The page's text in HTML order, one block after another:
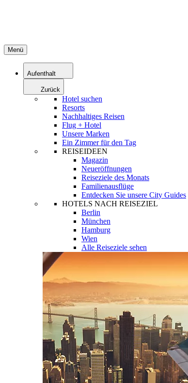
Menü
Aufenthalt
Zurück
Hotel suchen
Resorts
Nachhaltiges Reisen
Flug + Hotel
Unsere Marken
Ein Zimmer für den Tag
REISEIDEEN
Magazin
Neueröffnungen
Reiseziele des Monats
Familienausflüge
Entdecken Sie unsere City Guides
HOTELS NACH REISEZIEL
Berlin
München
Hamburg
Wien
Alle Reiseziele sehen